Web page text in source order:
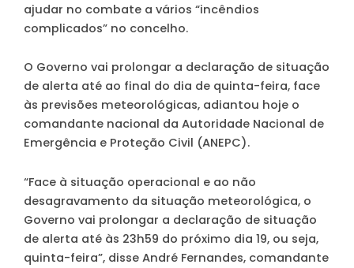
ajudar no combate a vários “incêndios
complicados” no concelho.
O Governo vai prolongar a declaração de situação
de alerta até ao final do dia de quinta-feira, face
às previsões meteorológicas, adiantou hoje o
comandante nacional da Autoridade Nacional de
Emergência e Proteção Civil (ANEPC).
“Face à situação operacional e ao não
desagravamento da situação meteorológica, o
Governo vai prolongar a declaração de situação
de alerta até às 23h59 do próximo dia 19, ou seja,
quinta-feira”, disse André Fernandes, comandante